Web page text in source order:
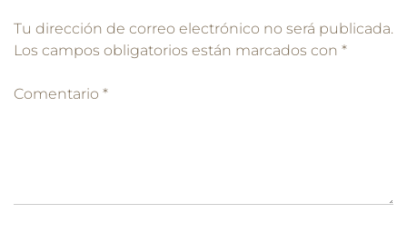
Tu dirección de correo electrónico no será publicada.
Los campos obligatorios están marcados con *
Comentario *